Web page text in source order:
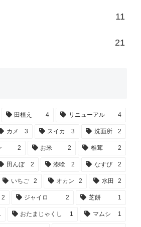
11
21
田植え 4 リニューアル 4
カメ 3 スイカ 3 洗面所 2
2 お米 2 椎茸 2
田んぼ 2 漆喰 2 なすび 2
いちご 2 オカン 2 水田 2
2 ジャイロ 2 芝餅 1
おたまじゃくし 1 マムシ 1